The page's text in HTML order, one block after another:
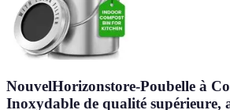
NouvelHorizonstore-Poubelle à
Inoxydable de qualité supérieure,